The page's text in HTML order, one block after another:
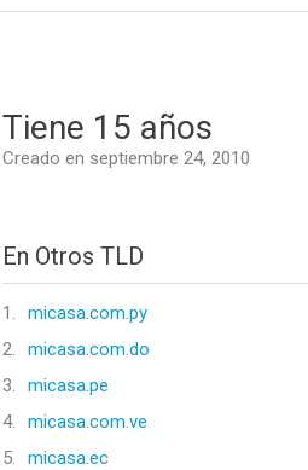
Tiene 15 años
Creado en septiembre 24, 2010
En Otros TLD
1.
micasa.com.py
2.
micasa.com.do
3.
micasa.pe
4.
micasa.com.ve
5.
micasa.ec